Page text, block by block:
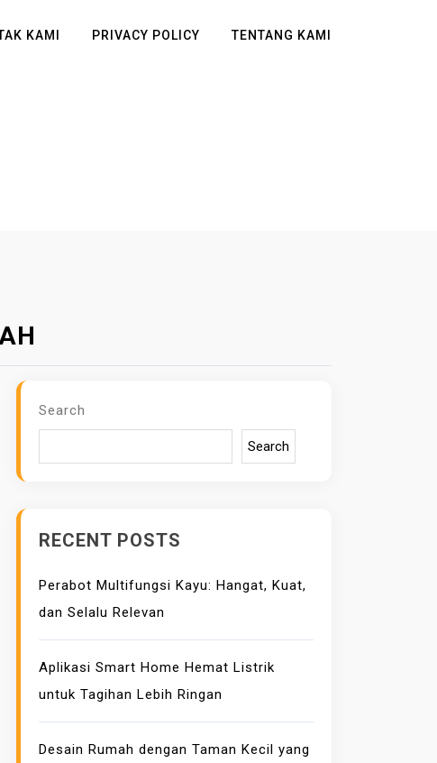
KAMI PRIVACY POLICY TENTANG KAMI
Search
Search
RECENT POSTS
Perabot Multifungsi Kayu: Hangat, Kuat,
dan Selalu Relevan
Aplikasi Smart Home Hemat Listrik
untuk Tagihan Lebih Ringan
Desain Rumah dengan Taman Kecil yang